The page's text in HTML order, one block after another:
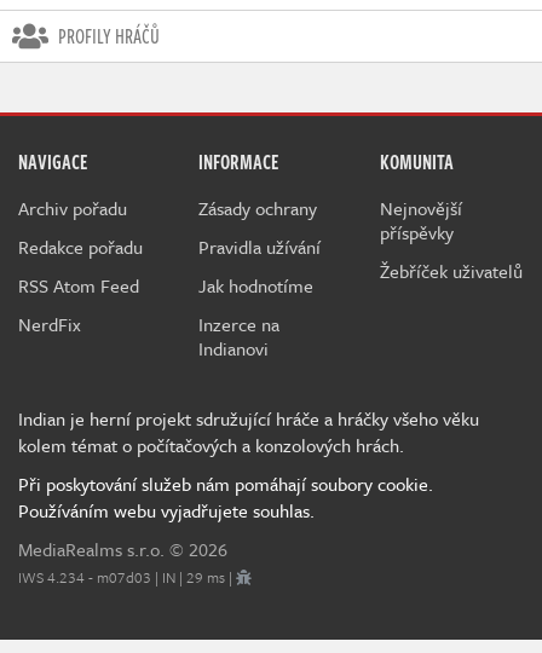
PROFILY HRÁČŮ
NAVIGACE
Archiv pořadu
Redakce pořadu
RSS Atom Feed
NerdFix
INFORMACE
Zásady ochrany
Pravidla užívání
Jak hodnotíme
Inzerce na
Indianovi
KOMUNITA
Nejnovější
příspěvky
Žebříček uživatelů
Indian je herní projekt sdružující hráče a hráčky všeho věku
kolem témat o počítačových a konzolových hrách.
Při poskytování služeb nám pomáhají soubory cookie.
Používáním webu vyjadřujete souhlas.
MediaRealms s.r.o. © 2026
IWS 4.234 - m07d03 | IN | 29 ms |